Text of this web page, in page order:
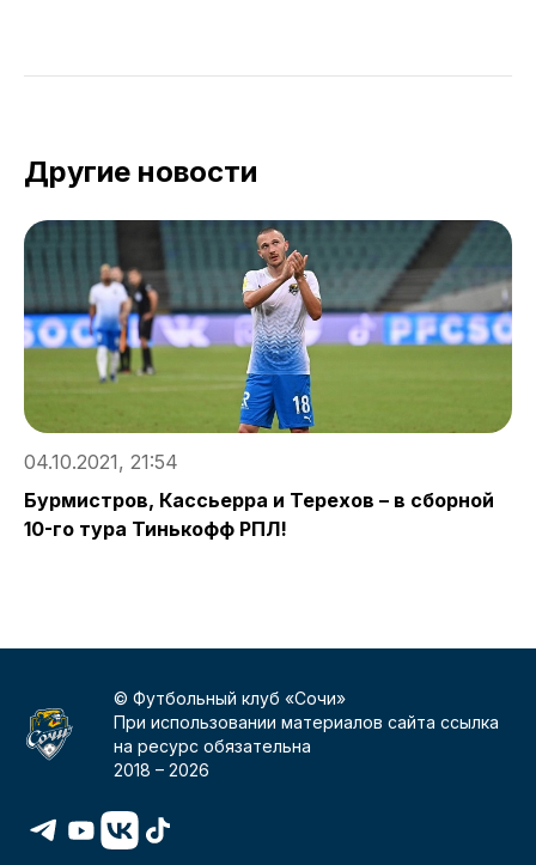
Другие новости
04.10.2021, 21:54
Бурмистров, Кассьерра и Терехов – в сборной
10-го тура Тинькофф РПЛ!
© Футбольный клуб «Сочи»
При использовании материалов сайта ссылка
на ресурс обязательна
2018 –2026